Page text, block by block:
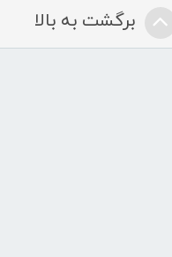
برگشت به بالا